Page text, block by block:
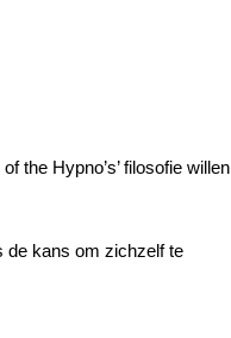
the Hypno’s’ filosofie willen
de kans om zichzelf te